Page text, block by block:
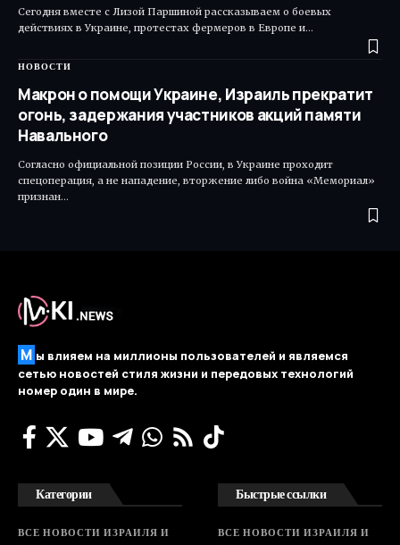
Сегодня вместе с Лизой Паршиной рассказываем о боевых
действиях в Украине, протестах фермеров в Европе и…
НОВОСТИ
Макрон о помощи Украине, Израиль прекратит
огонь, задержания участников акций памяти
Навального
Согласно официальной позиции России, в Украине проходит
спецоперация, а не нападение, вторжение либо война «Мемориал»
признан…
М ы влияем на миллионы пользователей и являемся
сетью новостей стиля жизни и передовых технологий
номер один в мире.
Категории
ВСЕ НОВОСТИ ИЗРАИЛЯ И
Быстрые ссылки
ВСЕ НОВОСТИ ИЗРАИЛЯ И